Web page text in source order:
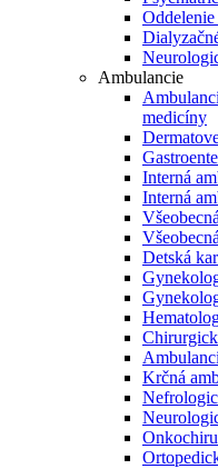
Ambulancie
medicíny
Interná
Interná
Detská
Krčná